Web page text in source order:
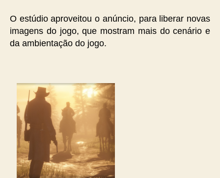
O estúdio aproveitou o anúncio, para liberar novas
imagens do jogo, que mostram mais do cenário e
da ambientação do jogo.